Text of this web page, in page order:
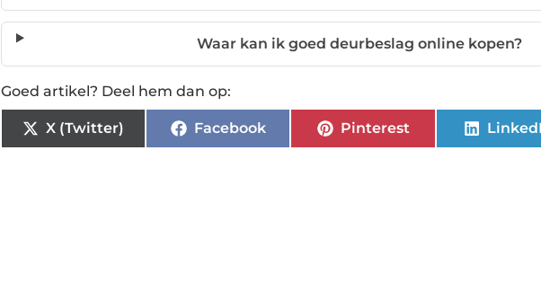
Waar kan ik goed deurbeslag online kopen?
Goed artikel? Deel hem dan op:
X (Twitter) Facebook Pinterest